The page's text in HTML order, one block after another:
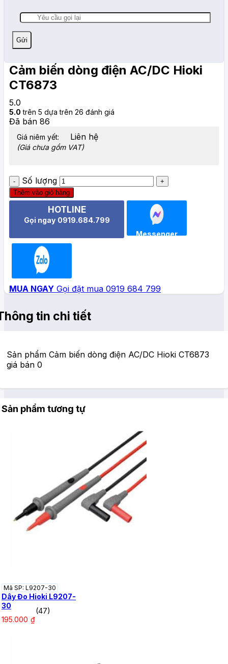
Cảm biến dòng điện AC/DC Hioki
CT6873
5.0
5.0 trên 5 dựa trên 26 đánh giá
Đã bán 86
Giá niêm yết: Liên hệ
(Giá chưa gồm VAT)
Số lượng
Thêm vào giỏ hàng
HOTLINE
Gọi ngay 0919.684.799
Messenger
MUA NGAY Gọi đặt mua 0919 684 799
tin chi tiết
Sản phẩm Cảm biến dòng điện AC/DC Hioki CT6873
giá bán 0
Sản phẩm tương tự
Mã SP: L9207-30
Dây Đo Hioki L9207-
30
(47)
195.000 ₫